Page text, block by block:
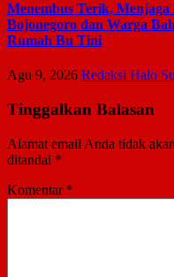
Menembus Terik,
Bojonegoro dan Warga
Rumah Bu Tini
Agu 9, 2026 Redaksi Halo
Tinggalkan Balasan
Alamat email Anda tidak
ditandai *
Komentar *